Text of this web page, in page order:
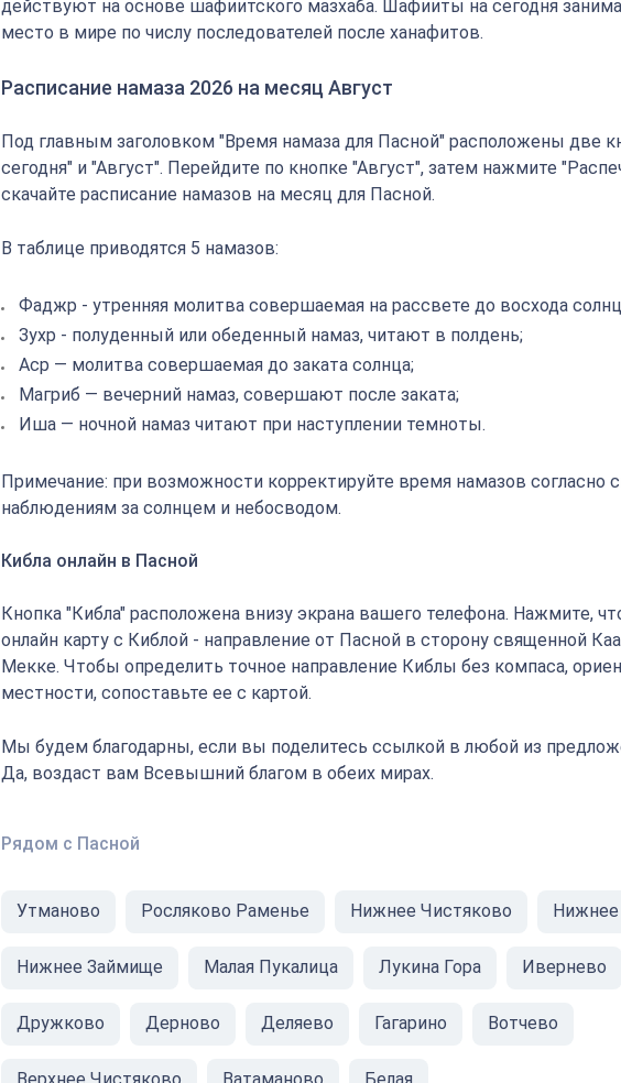
действуют на основе шафиитского мазхаба. Шафииты на сегодня
место в мире по числу последователей после ханафитов.
Расписание намаза 2026 на месяц Август
Под главным заголовком "Время намаза для Пасной" расположены две
сегодня" и "Август". Перейдите по кнопке "Август", затем нажмите
скачайте расписание намазов на месяц для Пасной.
В таблице приводятся 5 намазов:
Фаджр - утренняя молитва совершаемая на рассвете до восхода
Зухр - полуденный или обеденный намаз, читают в полдень;
Аср — молитва совершаемая до заката солнца;
Магриб — вечерний намаз, совершают после заката;
Иша — ночной намаз читают при наступлении темноты.
Примечание: при возможности корректируйте время намазов согласно
наблюдениям за солнцем и небосводом.
Кибла онлайн в Пасной
Кнопка "Кибла" расположена внизу экрана вашего телефона. Нажмите,
онлайн карту с Киблой - направление от Пасной в сторону священной
Мекке. Чтобы определить точное направление Киблы без компаса,
местности, сопоставьте ее с картой.
Мы будем благодарны, если вы поделитесь ссылкой в любой из
Да, воздаст вам Всевышний благом в обеих мирах.
Рядом с Пасной
Утманово Росляково Раменье Нижнее Чистяково Нижнее
Нижнее Займище Малая Пукалица Лукина Гора Ивернево
Дружково Дерново Деляево Гагарино Вотчево